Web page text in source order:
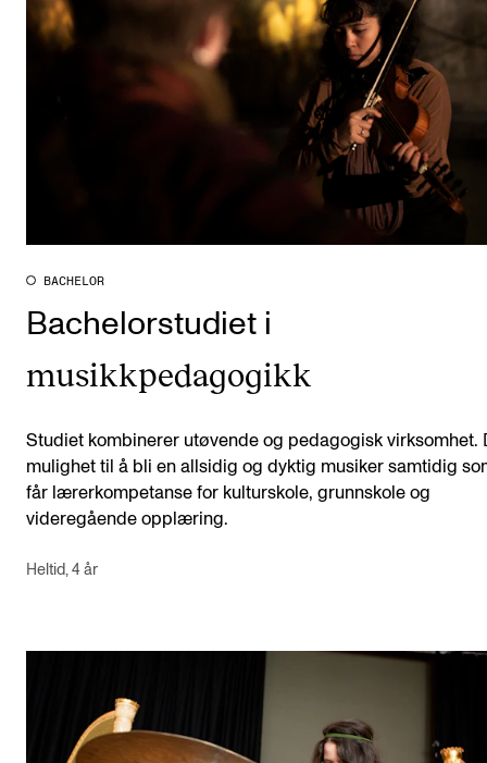
BACHELOR
Bachelorstudiet i
musikkpedagogikk
Studiet kombinerer utøvende og pedagogisk virksomhet.
mulighet til å bli en allsidig og dyktig musiker samtidig
får lærerkompetanse for kulturskole, grunnskole og
videregående opplæring.
Heltid, 4 år